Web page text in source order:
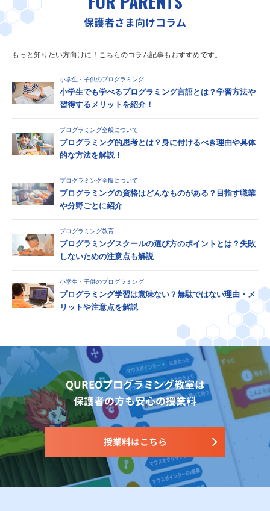
保護者さま向けコラム
もっと知りたい方向けに！こちらのコラム記事もおすすめです。
小学生・子供のプログラミング
小学生でも学べるプログラミング言語とは？学習方法や
習得するメリットを紹介！
プログラミング全般について
プログラミング的思考とは？身に付けるべき理由や具体
的な方法を解説！
プログラミング全般について
プログラミングの資格はどんなものがある？目指す職業
や分野ごとに紹介
プログラミング教育
プログラミングスクールの選び方のポイントとは？失敗
しないための注意点も解説
小学生・子供のプログラミング
プログラミング学習は意味ない？無駄ではない理由・メ
リットや注意点を解説
QUREOプログラミング教室は
保護者の方も安心の授業料
授業料はこちら